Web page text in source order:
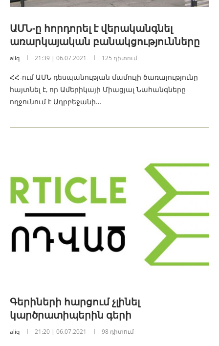
ԱՄՆ-ը հորդորել է վերականգնել
առարկայական բանակցությունները
aliq 21:39 | 06.07.2021 125 դիտում
ՀՀ-ում ԱՄՆ դեսպանության մամուլի ծառայությունը
հայտնել է, որ Ամերիկայի Միացյալ Նահանգները
ողջունում է Ադրբեջանի…
Գերիների հարցում չլինել
կարծրատիպերին գերի
aliq 21:20 | 06.07.2021 98 դիտում